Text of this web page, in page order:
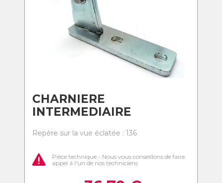
CHARNIERE
INTERMEDIAIRE
Repère sur la vue éclatée : 136
Pièce technique - Nous vous conseillons de faire
appel à l'un de nos techniciens